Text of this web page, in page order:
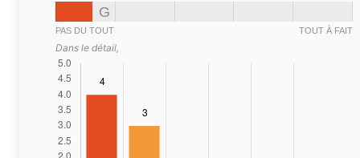
G
PAS DU TOUT TOUT À FAIT
Dans le détail,